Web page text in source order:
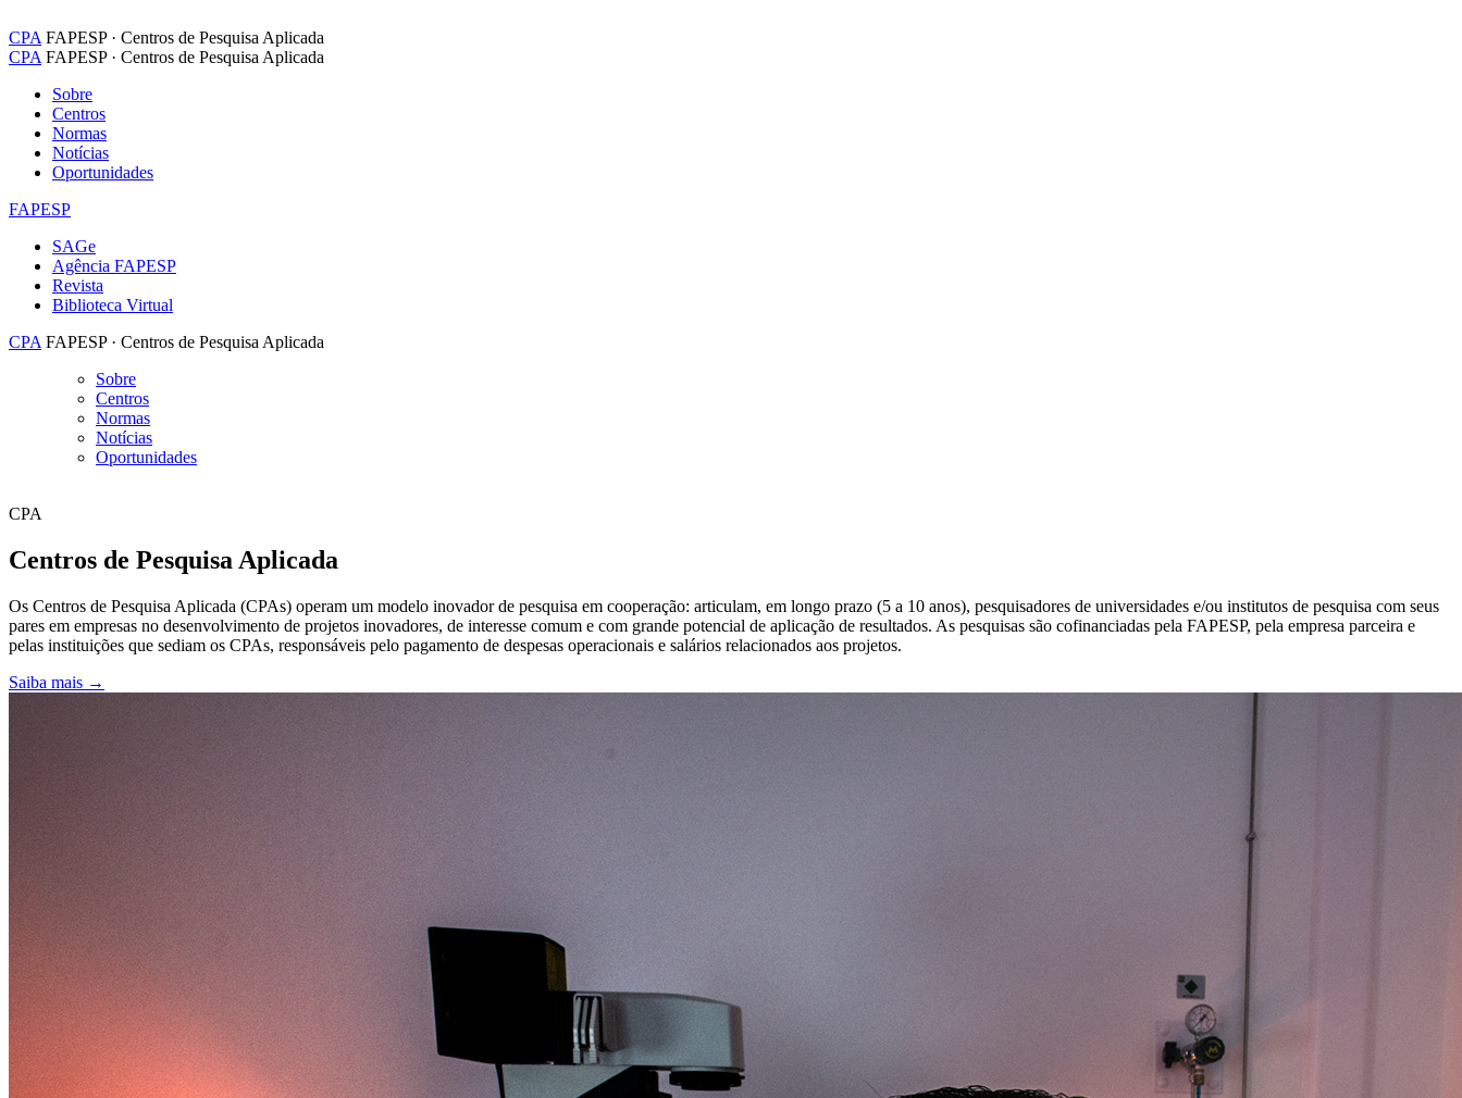
CPA FAPESP · Centros de Pesquisa Aplicada
CPA FAPESP · Centros de Pesquisa Aplicada
Sobre
Centros
Normas
Notícias
Oportunidades
FAPESP
SAGe
Agência FAPESP
Revista
Biblioteca Virtual
CPA FAPESP · Centros de Pesquisa Aplicada
Sobre
Centros
Normas
Notícias
Oportunidades
CPA
Centros de Pesquisa Aplicada
Os Centros de Pesquisa Aplicada (CPAs) operam um modelo inovador de pesquisa em cooperação: articulam, em longo prazo (5 a 10 anos), pesquisadores de universidades e/ou institutos de pesquisa com seus
pares em empresas no desenvolvimento de projetos inovadores, de interesse comum e com grande potencial de aplicação de resultados. As pesquisas são cofinanciadas pela FAPESP, pela empresa parceira e
pelas instituições que sediam os CPAs, responsáveis pelo pagamento de despesas operacionais e salários relacionados aos projetos.
Saiba mais →